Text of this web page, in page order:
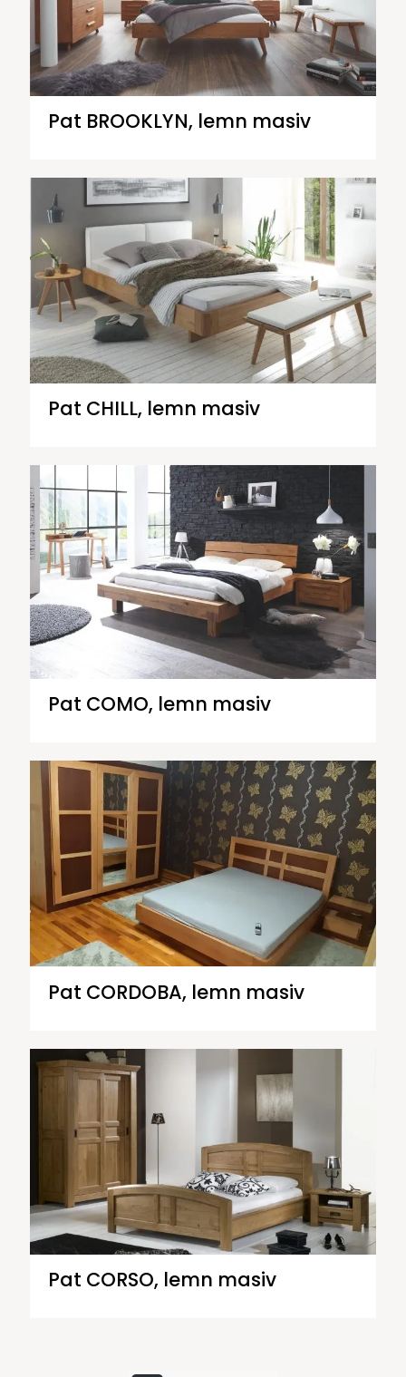
Pat BROOKLYN, lemn masiv
Pat CHILL, lemn masiv
Pat COMO, lemn masiv
Pat CORDOBA, lemn masiv
Pat CORSO, lemn masiv